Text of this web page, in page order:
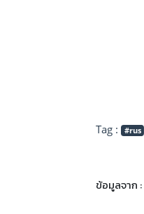
Tag : #rus
ข้อมูลจาก :